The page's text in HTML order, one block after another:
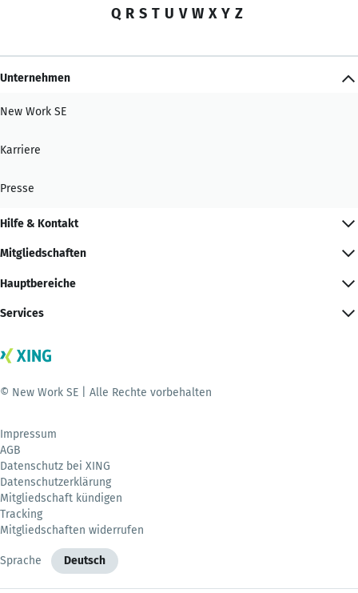
Q R S T U V W X Y Z
Unternehmen
New Work SE
Karriere
Presse
Hilfe & Kontakt
Mitgliedschaften
Hauptbereiche
Services
© New Work SE | Alle Rechte vorbehalten
Impressum
AGB
Datenschutz bei XING
Datenschutzerklärung
Mitgliedschaft kündigen
Tracking
Mitgliedschaften widerrufen
Sprache Deutsch